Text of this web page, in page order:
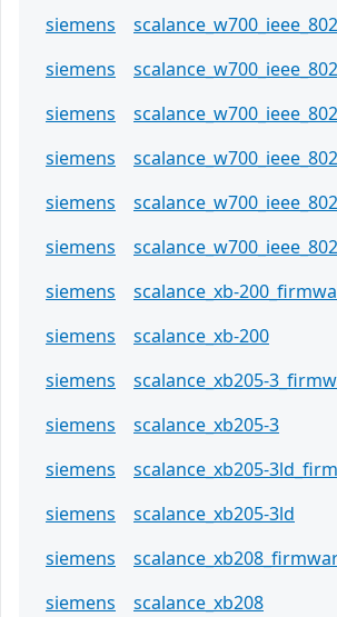
siemens
siemens
siemens
siemens
siemens
siemens
siemens
scalance_xb-
siemens
scalance_xb-200
siemens
scalance_xb205-
siemens
scalance_xb205-3
siemens
scalance_xb205-
siemens
scalance_xb205-3ld
siemens
siemens
scalance_xb208